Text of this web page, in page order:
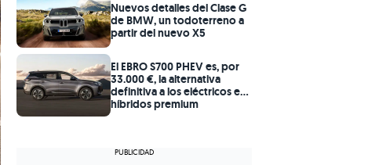
Nuevos detalles del Clase G
de BMW, un todoterreno a
partir del nuevo X5
El EBRO S700 PHEV es, por
33.000 €, la alternativa
definitiva a los eléctricos e
híbridos premium